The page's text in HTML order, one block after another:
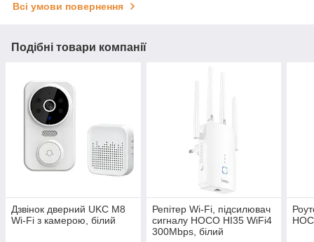
Всі умови повернення
Подібні товари компанії
Дзвінок дверний UKC M8
Wi-Fi з камерою, білий
Репітер Wi-Fi, підсилювач
сигналу HOCO HI35 WiFi4
300Mbps, білий